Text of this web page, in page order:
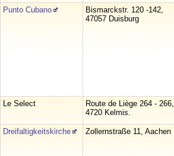
Punto Cubano
Bismarckstr. 120 -142,
47057 Duisburg
Le Select
Route de Liège 264 - 266,
4720 Kelmis.
Dreifaltigkeitskirche Zollernstraße 11, Aachen